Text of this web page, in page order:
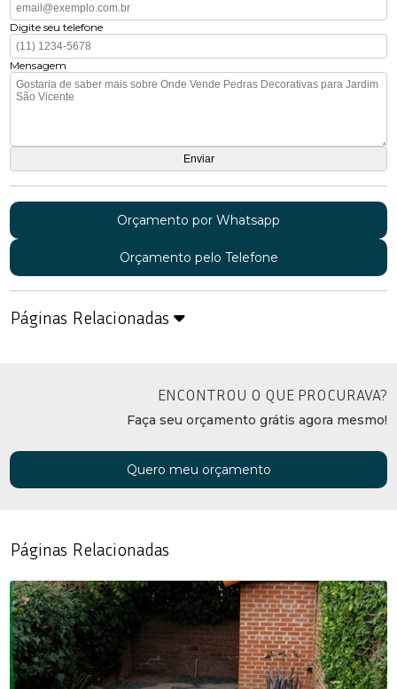
Digite seu telefone
Mensagem
Orçamento por Whatsapp
Orçamento pelo Telefone
Páginas Relacionadas
ENCONTROU O QUE PROCURAVA?
Faça seu orçamento grátis agora mesmo!
Quero meu orçamento
Páginas Relacionadas